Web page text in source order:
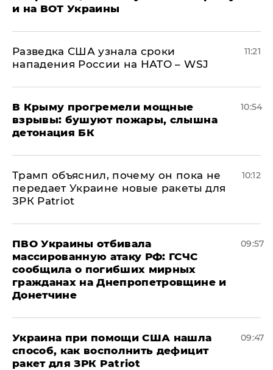
и на ВОТ Украины
Разведка США узнала сроки
нападения России на НАТО – WSJ
11:21
В Крыму прогремели мощные
взрывы: бушуют пожары, слышна
детонация БК
10:54
Трамп объяснил, почему он пока не
передает Украине новые ракеты для
ЗРК Patriot
10:12
ПВО Украины отбивала
массированную атаку РФ: ГСЧС
сообщила о погибших мирных
гражданах на Днепропетровщине и
Донетчине
09:57
Украина при помощи США нашла
способ, как восполнить дефицит
ракет для ЗРК Patriot
09:47